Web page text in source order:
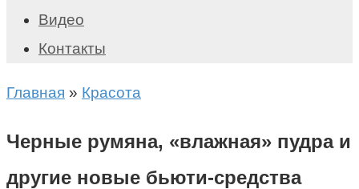
Видео
Контакты
Главная » Красота
Черные румяна, «влажная» пудра и
другие новые бьюти-средства